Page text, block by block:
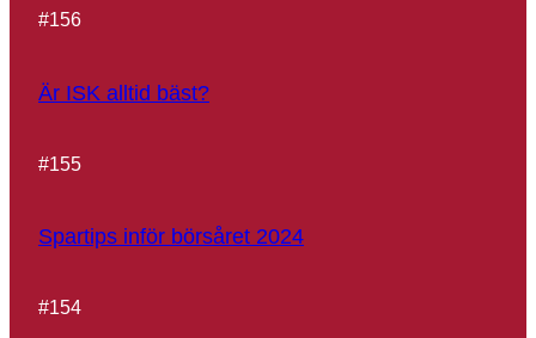
#156
Är ISK alltid bäst?
#155
Spartips inför börsåret 2024
#154